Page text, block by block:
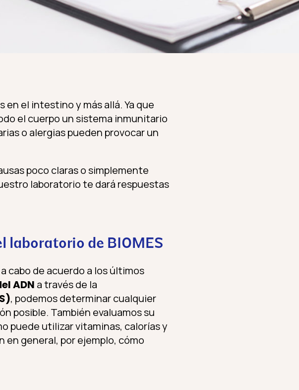
en el intestino y más allá. Ya que
el cuerpo un sistema inmunitario
o alergias pueden provocar un
poco claras o simplemente
laboratorio te dará respuestas
laboratorio de BIOMES
cabo de acuerdo a los últimos
ADN a través de la
, podemos determinar cualquier
posible. También evaluamos su
puede utilizar vitaminas, calorías y
en general, por ejemplo, cómo